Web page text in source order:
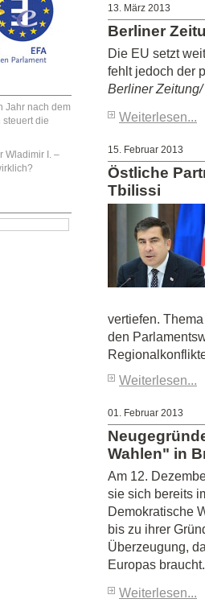
13. März 2013
Berliner
Die EU setzt
fehlt jedoch der
Berliner
Weiterlesen...
15. Februar 2013
Östliche
Tbilissi
vertiefen.
den
Weiterlesen...
01. Februar 2013
Wahlen" in
Am 12.
sie sich bereits
Demokratische
bis zu ihrer
Überzeugung,
Europas
Weiterlesen...
Jahr nach dem
steuert die
Wladimir I. –